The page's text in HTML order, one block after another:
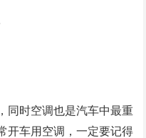
同时空调也是汽车中最重
开车用空调，一定要记得